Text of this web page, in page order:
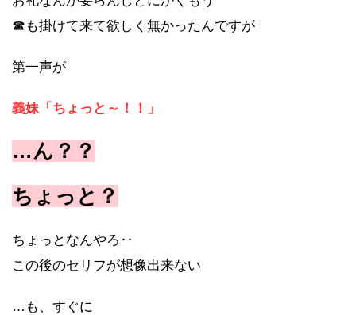
☎も掛けて来て欲しく無かったんですが
第一声が
義妹「ちょっと～！！」
…ん？？
ちょっと？
ちょっとなんやろ‥
この後のセリフが想像出来ない
…も、すぐに